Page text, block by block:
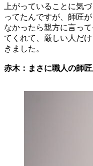
上がっていることに気
ってたんですが、師匠
なかったら親方に言っ
てくれて、厳しい人だ
きました。
赤木：まさに職人の師匠